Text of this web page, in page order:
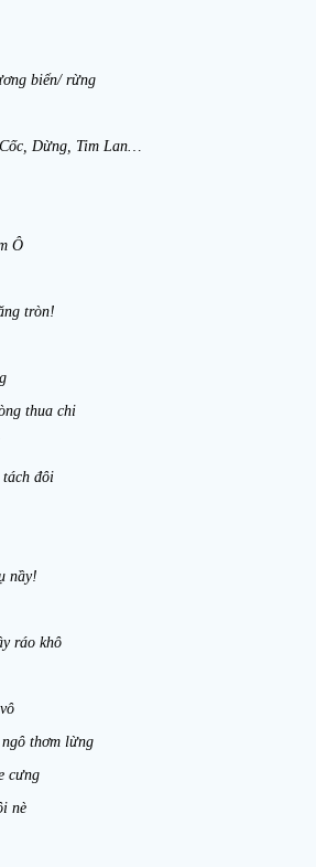
biển/ rừng
Dừng, Tim Lan…
Ô
tròn!
thua chi
đôi
nầy!
ráo khô
thơm lừng
cưng
nè